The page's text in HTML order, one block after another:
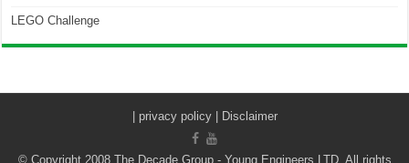
LEGO Challenge
| privacy policy | Disclaimer
© Copyright 2008 The Decade Group - Young Engineers LTD. All rights